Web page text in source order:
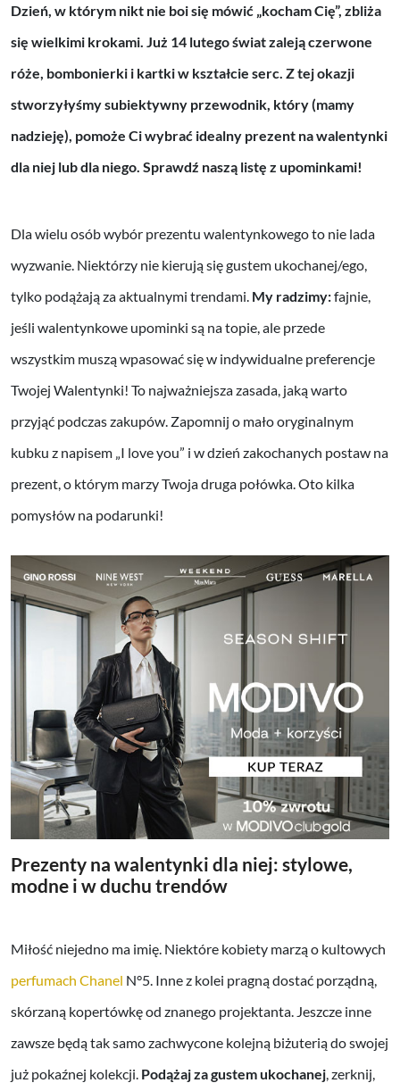
Dzień, w którym nikt nie boi się mówić „kocham Cię”, zbliża
się wielkimi krokami. Już 14 lutego świat zaleją czerwone
róże, bombonierki i kartki w kształcie serc. Z tej okazji
stworzyłyśmy subiektywny przewodnik, który (mamy
nadzieję), pomoże Ci wybrać idealny prezent na walentynki
dla niej lub dla niego. Sprawdź naszą listę z upominkami!
Dla wielu osób wybór prezentu walentynkowego to nie lada
wyzwanie. Niektórzy nie kierują się gustem ukochanej/ego,
tylko podążają za aktualnymi trendami. My radzimy:fajnie,
jeśli walentynkowe upominki są na topie, ale przede
wszystkim muszą wpasować się w indywidualne preferencje
Twojej Walentynki! To najważniejsza zasada, jaką warto
przyjąć podczas zakupów. Zapomnij o mało oryginalnym
kubku z napisem „I love you” i w dzień zakochanych postaw na
prezent, o którym marzy Twoja druga połówka. Oto kilka
pomysłów na podarunki!
Prezenty na walentynki dla niej: stylowe,
modne i w duchu trendów
Miłość niejedno ma imię. Niektóre kobiety marzą o kultowych
perfumach Chanel N°5. Inne z kolei pragną dostać porządną,
skórzaną kopertówkę od znanego projektanta. Jeszcze inne
zawsze będą tak samo zachwycone kolejną biżuterią do swojej
już pokaźnej kolekcji. Podążaj za gustem ukochanej , zerknij,